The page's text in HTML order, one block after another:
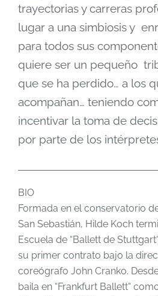
trayectorias y carreras
lugar a una simbiosis y
para todos sus
quiere ser un pequeño
que se ha perdido… a los
acompañan… teniendo
incentivar la toma de
por parte de los
BIO
Formada en el conservatorio
San Sebastián, Hilde Koch
Escuela de “Ballett de
su primer contrato bajo la
coreógrafo John Cranko.
baila en “Frankfurt Ballett“